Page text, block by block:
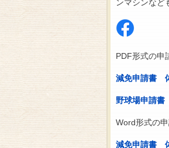
ンマシンなど
PDF形式の申
減免申請書
野球場申請書
Word形式の
減免申請書